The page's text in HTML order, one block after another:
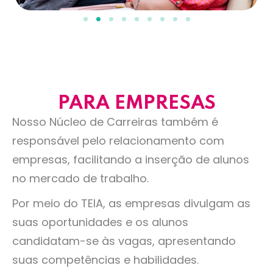
PARA EMPRESAS
Nosso Núcleo de Carreiras também é
responsável pelo relacionamento com
empresas, facilitando a inserção de alunos
no mercado de trabalho.
Por meio do TEIA, as empresas divulgam as
suas oportunidades e os alunos
candidatam-se às vagas, apresentando
suas competências e habilidades.